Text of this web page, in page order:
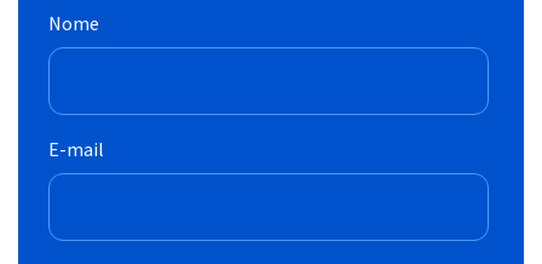
Nome
E-mail